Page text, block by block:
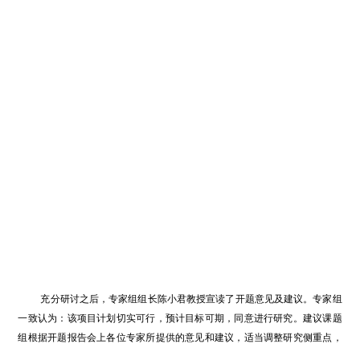
充分研讨之后，专家组组长陈小君教授宣读了开题意见及建议。专家组
一致认为：该项目计划切实可行，预计目标可期，同意进行研究。建议课题
组根据开题报告会上各位专家所提供的意见和建议，适当调整研究侧重点，